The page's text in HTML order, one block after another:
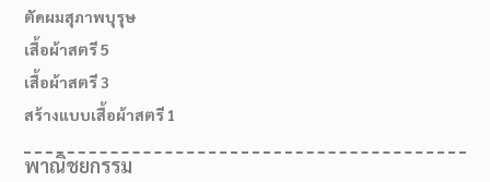
02-514-1840
ตัดผมสุภาพบุรุษ
เสื้อผ้าสตรี 5
เสื้อผ้าสตรี 3
สร้างแบบเสื้อผ้าสตรี 1
พาณิชยกรรม